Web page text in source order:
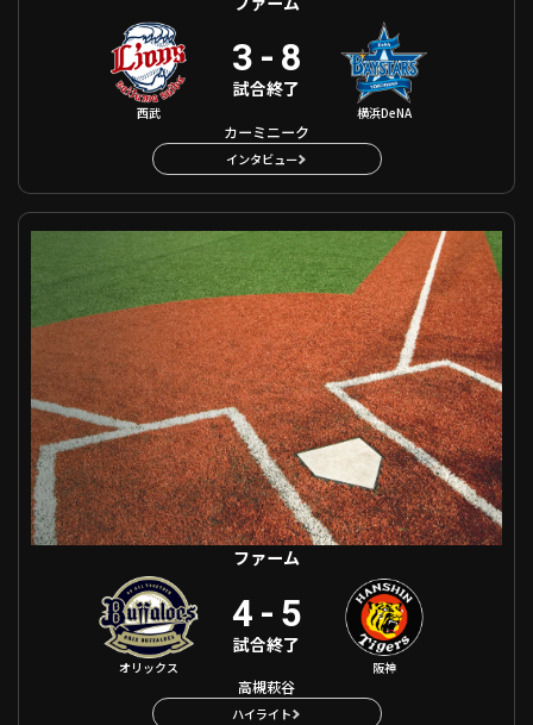
西武
3 - 8
試合終了
横浜DeNA
カーミニーク
インタビュー
ファーム オリックス VS 阪神
ファーム
オリックス
4 - 5
試合終了
阪神
高槻萩谷
ハイライト